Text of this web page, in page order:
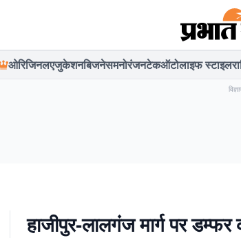
ओरिजिनलएजुकेशनबिजनेसमनोरंजनटेकऑटोलाइफ स्टाइल
हाजीपुर-लालगंज मार्ग पर